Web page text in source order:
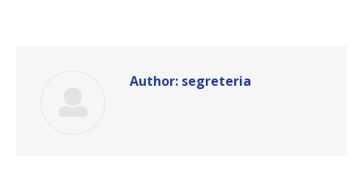
Author: segreteria